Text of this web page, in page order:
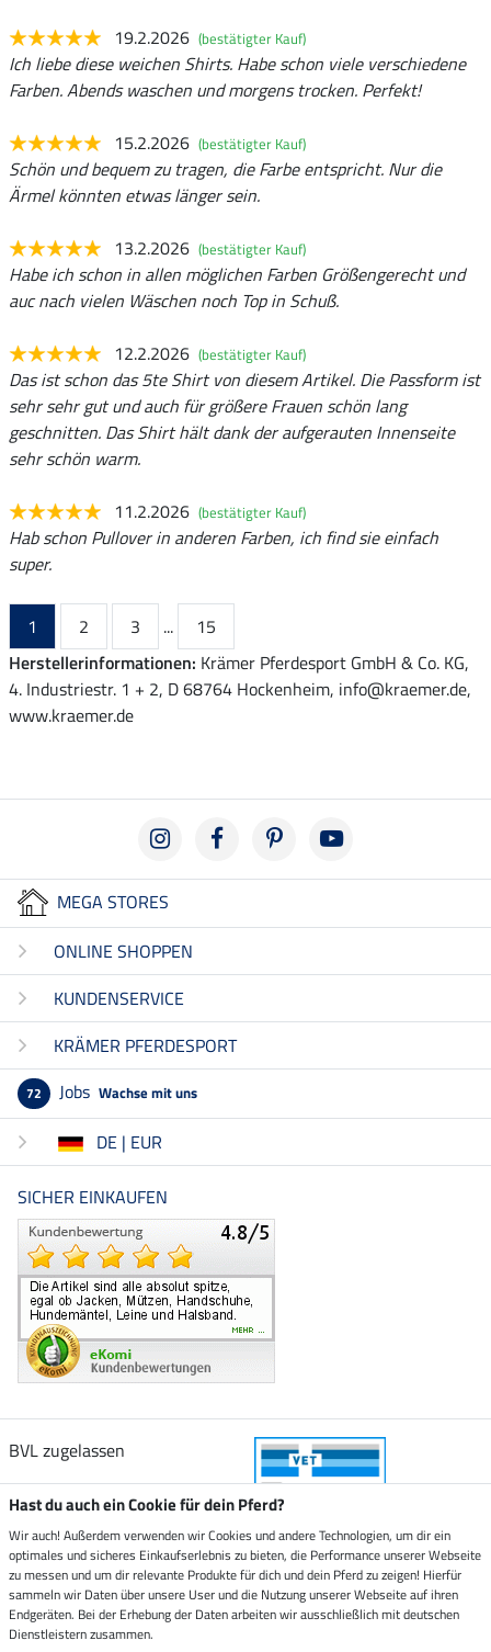
19.2.2026 (bestätigter Kauf)
Ich liebe diese weichen Shirts. Habe schon viele verschiedene
Farben. Abends waschen und morgens trocken. Perfekt!
15.2.2026 (bestätigter Kauf)
Schön und bequem zu tragen, die Farbe entspricht. Nur die
Ärmel könnten etwas länger sein.
13.2.2026 (bestätigter Kauf)
Habe ich schon in allen möglichen Farben Größengerecht und
auc nach vielen Wäschen noch Top in Schuß.
12.2.2026 (bestätigter Kauf)
Das ist schon das 5te Shirt von diesem Artikel. Die Passform ist
sehr sehr gut und auch für größere Frauen schön lang
geschnitten. Das Shirt hält dank der aufgerauten Innenseite
sehr schön warm.
11.2.2026 (bestätigter Kauf)
Hab schon Pullover in anderen Farben, ich find sie einfach
super.
1 2 3 ...
15
Herstellerinformationen: Krämer Pferdesport GmbH & Co. KG,
4. Industriestr. 1 + 2, D 68764 Hockenheim, info@kraemer.de,
www.kraemer.de
MEGA STORES
ONLINE SHOPPEN
KUNDENSERVICE
KRÄMER PFERDESPORT
72 Jobs Wachse mit uns
DE | EUR
SICHER EINKAUFEN
BVL zugelassen
Zustellung durch
Sicher bezahlen mit
Hast du auch ein Cookie für dein Pferd?
Wir auch! Außerdem verwenden wir Cookies und andere Technologien, um dir ein
optimales und sicheres Einkaufserlebnis zu bieten, die Performance unserer Webseite
zu messen und um dir relevante Produkte für dich und dein Pferd zu zeigen! Hierfür
sammeln wir Daten über unsere User und die Nutzung unserer Webseite auf ihren
Endgeräten. Bei der Erhebung der Daten arbeiten wir ausschließlich mit deutschen
Dienstleistern zusammen.